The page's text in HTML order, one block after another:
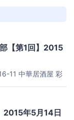
【第1回】2015
11 中華居酒屋 彩
2015年5月14日